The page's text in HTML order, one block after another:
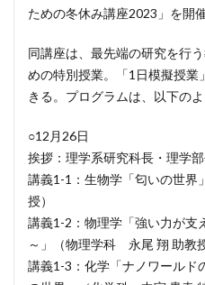
ための冬休み講座2023」を開催
同講座は、最先端の研究を行
めの特別授業。「1日模擬授
きる。プログラムは、以下のよ
○12月26日
挨拶：理学系研究科長・理学
講義1-1：生物学「匂いの世
授）
講義1-2：物理学「強い力が支
～」（物理学科 永尾 翔 助教授
講義1-3：化学「ナノワールド